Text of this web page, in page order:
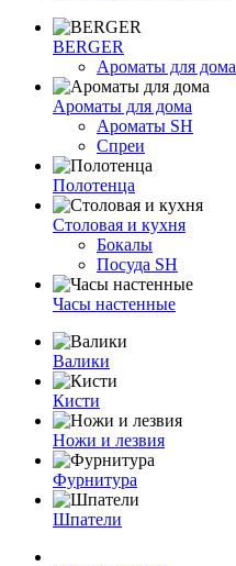
BERGER
Ароматы для дома
Ароматы для дома
Ароматы SH
Спреи
Полотенца
Столовая и кухня
Бокалы
Посуда SH
Часы настенные
Валики
Кисти
Ножи и лезвия
Фурнитура
Шпатели